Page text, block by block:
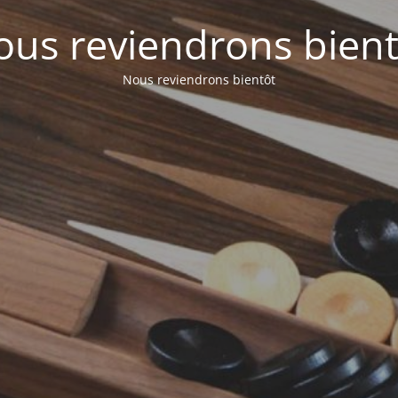
reviendrons
Nous reviendrons bientôt